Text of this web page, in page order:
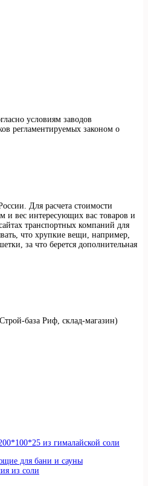
условиям заводов
регламентируемых законом о
Для расчета стоимости
и вес интересующих вас товаров и
транспортных компаний для
что хрупкие вещи, например,
за что берется дополнительная
база Риф, склад-магазин)
для бани и сауны
из соли